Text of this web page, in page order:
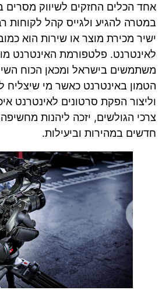
אחד הכלים החזקים לשיווק מסרים
במטרה להגיע ולגייס קהל לקוחות
ישיר מכירת מוצר או שירות הוא
לאינטרנט. פלטפורמת האינטרנט
משתמשים בישראל ומכאן הכוח
הטמון באינטרנט כאשר מי
וליצור הפקת סרטונים לאינטרנט
צרכי הגולשים, יזכה ליהנות
חדשים במהירות וביעילות.